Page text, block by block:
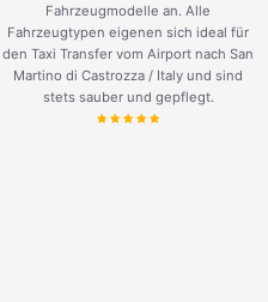
Fahrzeugmodelle an. Alle
Fahrzeugtypen eigenen sich ideal für
den Taxi Transfer vom Airport nach San
Martino di Castrozza / Italy und sind
stets sauber und gepflegt.